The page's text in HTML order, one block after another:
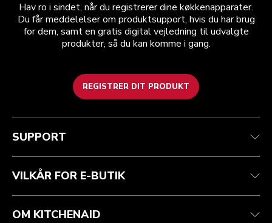
Hav ro i sindet, når du registrerer dine køkkenapparater.
Du får meddelelser om produktsupport, hvis du har brug
for dem, samt en gratis digital vejledning til udvalgte
produkter, så du kan komme i gang.
REGISTRER DIT PRODUKT
Health check
Spor din ordre
Garanti og dokumenter
Ofte stillede spørgsmål
Vilkår og betingelser
Returnering og refusion
Imprint
ODR
Mærket
Find en butik
SUPPORT
VILKÅR FOR E-BUTIK
OM KITCHENAID